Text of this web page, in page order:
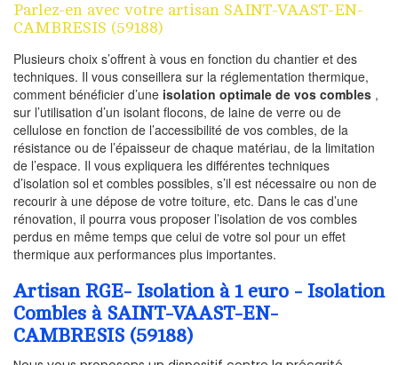
Parlez-en avec votre artisan SAINT-VAAST-EN-
CAMBRESIS (59188)
Plusieurs choix s’offrent à vous en fonction du chantier et des
techniques. Il vous conseillera sur la réglementation thermique,
comment bénéficier d’une isolation optimale de vos combles ,
sur l’utilisation d’un isolant flocons, de laine de verre ou de
cellulose en fonction de l’accessibilité de vos combles, de la
résistance ou de l’épaisseur de chaque matériau, de la limitation
de l’espace. Il vous expliquera les différentes techniques
d’isolation sol et combles possibles, s’il est nécessaire ou non de
recourir à une dépose de votre toiture, etc. Dans le cas d’une
rénovation, il pourra vous proposer l’isolation de vos combles
perdus en même temps que celui de votre sol pour un effet
thermique aux performances plus importantes.
Artisan RGE- Isolation à 1 euro - Isolation
Combles à SAINT-VAAST-EN-
CAMBRESIS (59188)